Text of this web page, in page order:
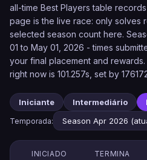
all-time Best Players table
page is the live race: only solves
selected season count here.
01 to May 01, 2026 - times
your final placement and
right now is 101.257s, set by
Iniciante Intermediário
Temporada:
INICIADO TERMINA